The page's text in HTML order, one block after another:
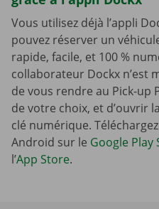
Vous utilisez déjà l’appli
pouvez réserver un
rapide, facile, et 100 %
collaborateur Dockx n’est
de vous rendre au Pick-up
de votre choix, et d’ouvrir
clé numérique.
Android sur le Google Play
l’App Store.